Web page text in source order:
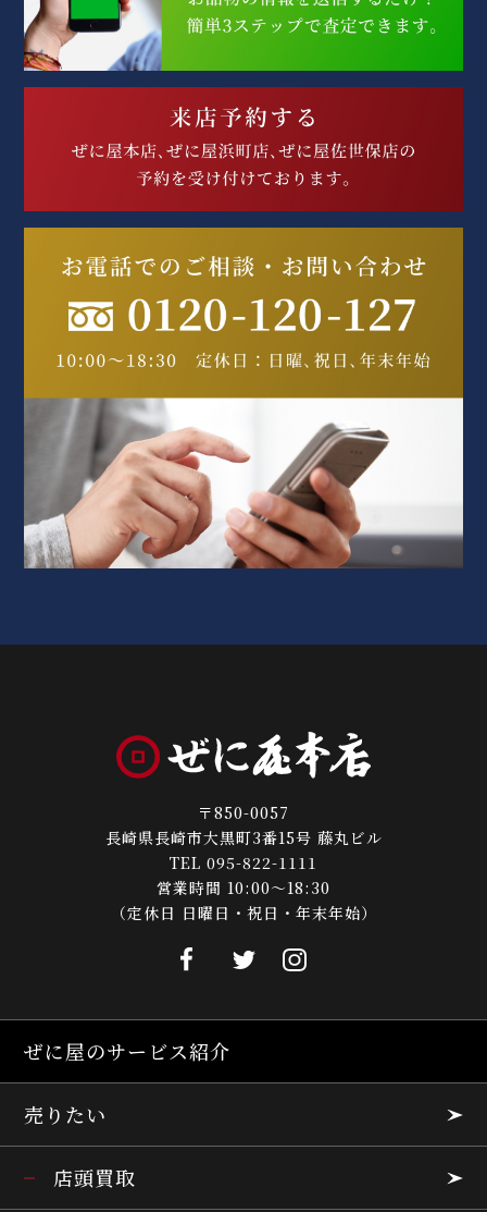
〒850-0057
長崎県長崎市大黒町3番15号 藤丸ビル
TEL 095-822-1111
営業時間 10:00～18:30
（定休日 日曜日・祝日・年末年始）
ぜに屋のサービス紹介
売りたい
店頭買取